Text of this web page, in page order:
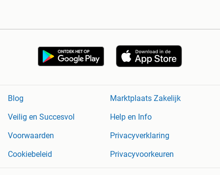
Blog
Marktplaats Zakelijk
Veilig en Succesvol
Help en Info
Voorwaarden
Privacyverklaring
Cookiebeleid
Privacyvoorkeuren